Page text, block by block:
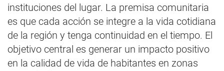
instituciones del lugar. La premisa comunitaria
es que cada acción se integre a la vida cotidiana
de la región y tenga continuidad en el tiempo. El
objetivo central es generar un impacto positivo
en la calidad de vida de habitantes en zonas